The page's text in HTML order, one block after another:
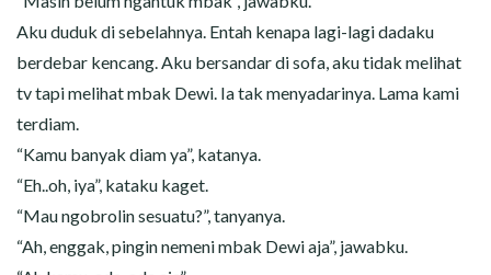
Aku duduk di sebelahnya. Entah kenapa lagi-lagi dadaku
berdebar kencang. Aku bersandar di sofa, aku tidak melihat
tv tapi melihat mbak Dewi. Ia tak menyadarinya. Lama kami
terdiam.
“Kamu banyak diam ya”, katanya.
“Eh..oh, iya”, kataku kaget.
“Mau ngobrolin sesuatu?”, tanyanya.
“Ah, enggak, pingin nemeni mbak Dewi aja”, jawabku.